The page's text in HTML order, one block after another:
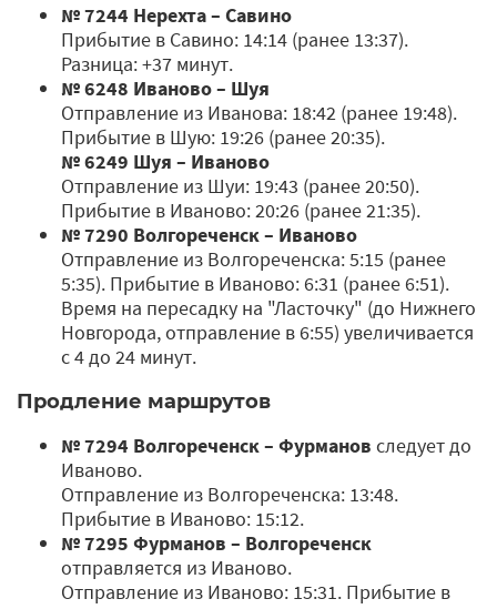
№ 7244 Нерехта – Савино
Прибытие в Савино: 14:14 (ранее 13:37).
Разница: +37 минут.
№ 6248 Иваново – Шуя
Отправление из Иванова: 18:42 (ранее 19:48).
Прибытие в Шую: 19:26 (ранее 20:35).
№ 6249 Шуя – Иваново
Отправление из Шуи: 19:43 (ранее 20:50).
Прибытие в Иваново: 20:26 (ранее 21:35).
№ 7290 Волгореченск – Иваново
Отправление из Волгореченска: 5:15 (ранее
5:35). Прибытие в Иваново: 6:31 (ранее 6:51).
Время на пересадку на "Ласточку" (до Нижнего
Новгорода, отправление в 6:55) увеличивается
с 4 до 24 минут.
Продление маршрутов
№ 7294 Волгореченск – Фурманов следует до
Иваново.
Отправление из Волгореченска: 13:48.
Прибытие в Иваново: 15:12.
№ 7295 Фурманов – Волгореченск
отправляется из Иваново.
Отправление из Иваново: 15:31. Прибытие в